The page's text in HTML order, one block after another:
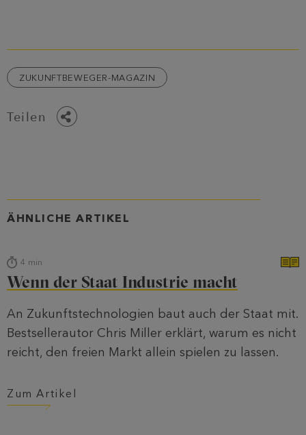
ZUKUNFTBEWEGER-MAGAZIN
Teilen
ÄHNLICHE ARTIKEL
4 min
Wenn der Staat Industrie macht
An Zukunftstechnologien baut auch der Staat mit.
Bestsellerautor Chris Miller erklärt, warum es nicht
reicht, den freien Markt allein spielen zu lassen.
Zum Artikel